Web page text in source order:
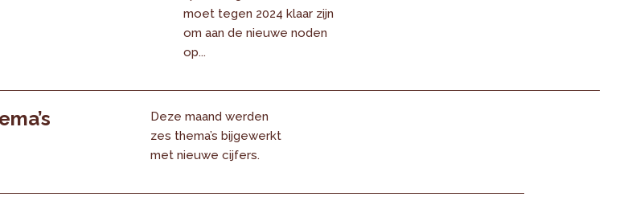
moet tegen 2024 klaar zijn
om aan de nieuwe noden
op...
Deze maand werden
zes thema’s bijgewerkt
met nieuwe cijfers.